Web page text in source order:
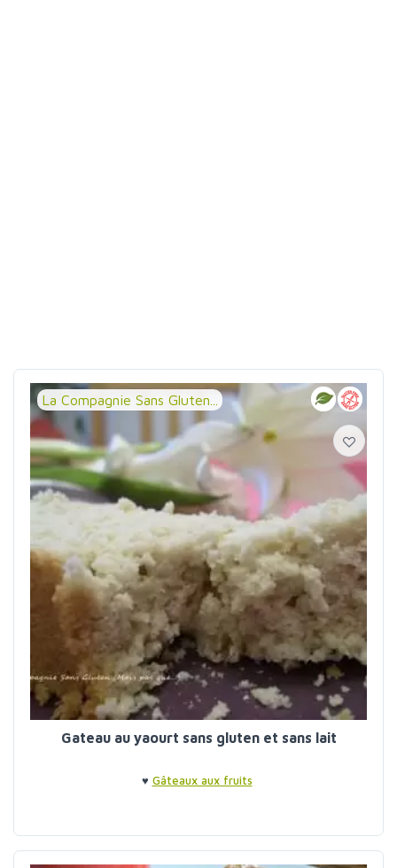
La Compagnie Sans Gluten...
Gateau au yaourt sans gluten et sans lait
♥ Gâteaux aux fruits